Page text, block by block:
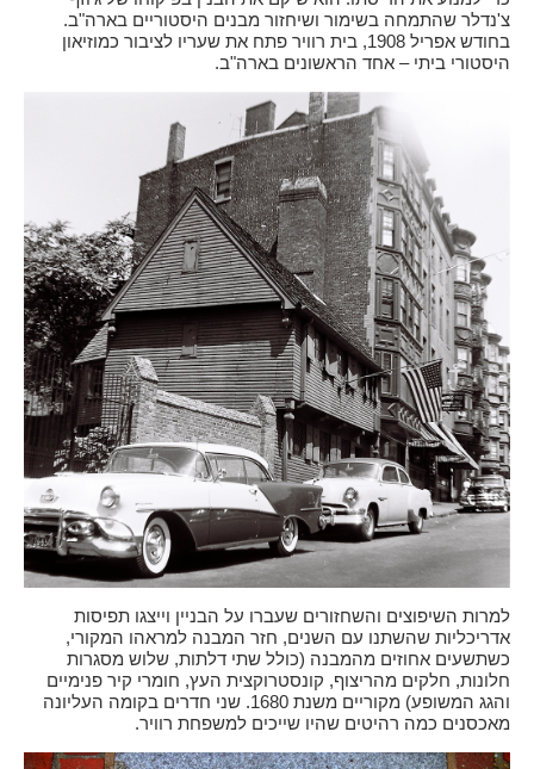
צ'נדלר שהתמחה בשימור ושיחזור מבנים היסטוריים בארה"ב.
בחודש אפריל 1908, בית רוויר פתח את שעריו לציבור כמוזיאון
היסטורי ביתי – אחד הראשונים בארה"ב.
למרות השיפוצים והשחזורים שעברו על הבניין וייצגו תפיסות
אדריכליות שהשתנו עם השנים, חזר המבנה למראהו המקורי,
כשתשעים אחוזים מהמבנה (כולל שתי דלתות, שלוש מסגרות
חלונות, חלקים מהריצוף, קונסטרוקצית העץ, חומרי קיר פנימיים
והגג המשופע) מקוריים משנת 1680. שני חדרים בקומה העליונה
מאכסנים כמה רהיטים שהיו שייכים למשפחת רוויר.